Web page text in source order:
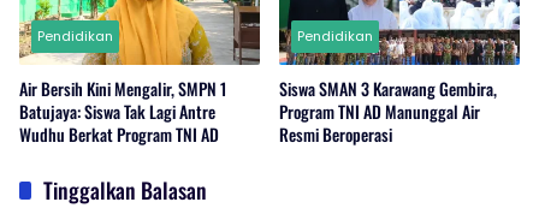
Pendidikan
Air Bersih Kini Mengalir, SMPN 1
Batujaya: Siswa Tak Lagi Antre
Wudhu Berkat Program TNI AD
Pendidikan
Siswa SMAN 3 Karawang Gembira,
Program TNI AD Manunggal Air
Resmi Beroperasi
Tinggalkan Balasan